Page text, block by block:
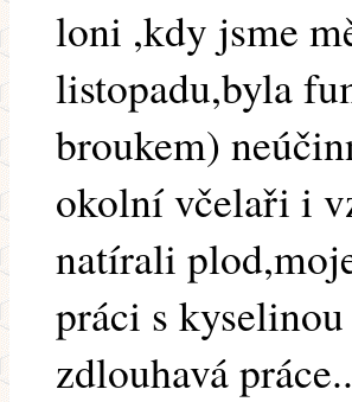
loni ,kdy jsme
listopadu,byla
broukem)
okolní včelaři i
natírali
práci s
zdlouhavá